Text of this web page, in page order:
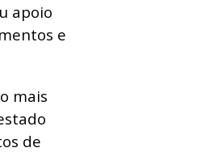
apoio
e
mais
de